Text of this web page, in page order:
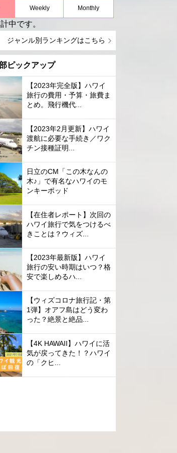
Weekly Monthly
中です。
ジャンル別ランキングはこちら
ピックアップ
【2023年完全版】ハワイ
旅行の費用・予算・旅費ま
とめ。飛行機代...
【2023年2月更新】ハワイ
渡航に必要な手続き／ワク
チン接種証明...
日立のCM「この木なんの
木♪」で有名なハワイのモ
ンキーポッド
【在住者レポート】次回の
ハワイ旅行で気をつけるべ
きことは？ウィズ...
【2023年最新版】ハワイ
旅行の安い時期はいつ？格
安で楽しめるハ...
【ウィズコロナ旅行記・第
1弾】オアフ島はどう変わ
った？絶景と絶品...
【4K HAWAII】ハワイに活
気が戻ってきた！？ハワイ
の「クヒ...